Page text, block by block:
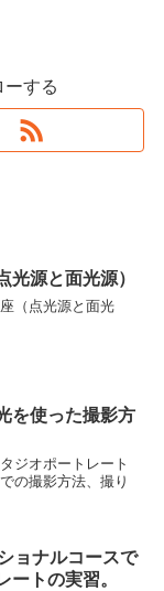
ーする
光源と面光源）
（点光源と面光
を使った撮影方
ジオポートレート
の撮影方法、撮り
ョナルコースで
ートの実習。